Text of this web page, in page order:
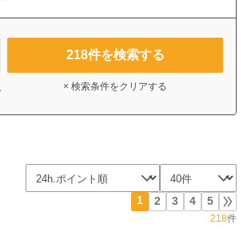
218件を検索する
× 検索条件をクリアする
1 2 3 4 5
218件